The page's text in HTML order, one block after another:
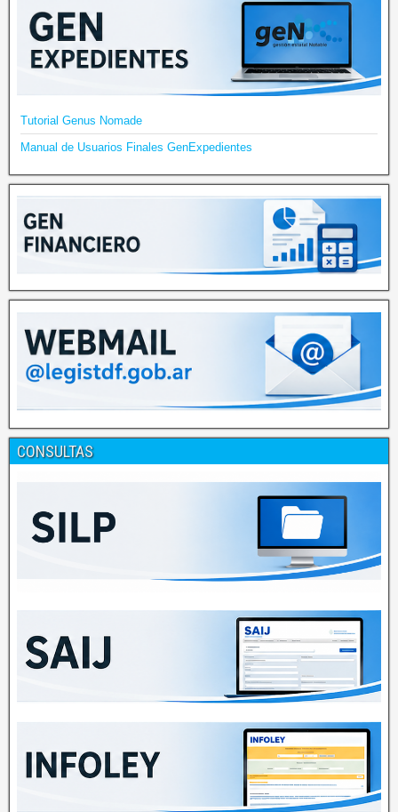
Tutorial Genus Nomade
Manual de Usuarios Finales GenExpedientes
CONSULTAS